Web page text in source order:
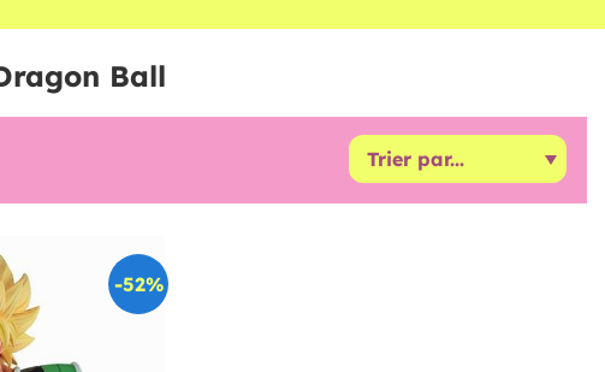
Ball
-52%